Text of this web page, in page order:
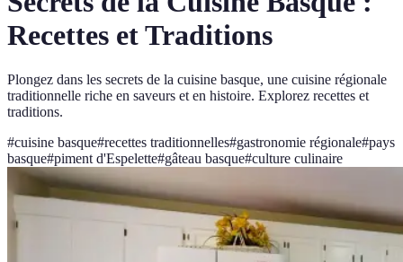
Recettes et Traditions
Plongez dans les secrets de la cuisine basque, une cuisine régionale
traditionnelle riche en saveurs et en histoire. Explorez recettes et
traditions.
#cuisine basque#recettes traditionnelles#gastronomie régionale#pays
basque#piment d'Espelette#gâteau basque#culture culinaire